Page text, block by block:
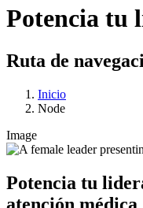
Potencia tu
Ruta de
Inicio
Node
Image
Potencia tu
atención médica